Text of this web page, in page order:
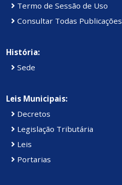
Termo de Sessão de Uso
Consultar Todas Publicações
História:
Sede
Leis Municipais:
Decretos
Legislação Tributária
Leis
Portarias